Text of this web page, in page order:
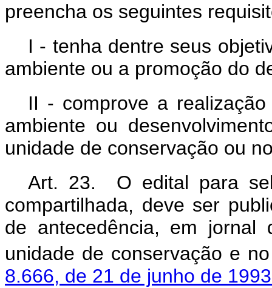
preencha os seguintes
I - tenha dentre seus
ambiente ou a promoção do
II - comprove a
ambiente ou
unidade de conservação ou
Art. 23. O edital para
compartilhada, deve ser
de antecedência, em jornal
unidade de conservação e
8.666, de 21 de junho de